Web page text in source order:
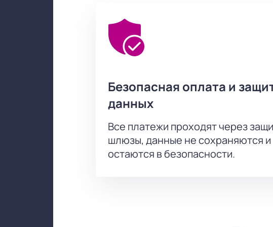
Безопасная оплата и
данных
Все платежи проходят через
шлюзы, данные не сохраняются и
остаются в безопасности.